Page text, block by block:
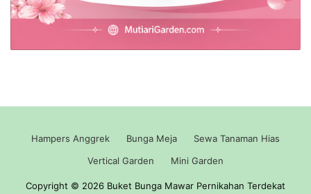
Hampers Anggrek Bunga Meja
Sewa Tanaman Hias
Vertical Garden
Mini Garden
Copyright © 2026 Buket Bunga Mawar Pernikahan Terdekat